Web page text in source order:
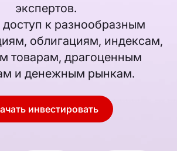
экспертов.
доступ к разнообразным
облигациям, индексам,
товарам, драгоценным
и денежным рынкам.
инвестировать